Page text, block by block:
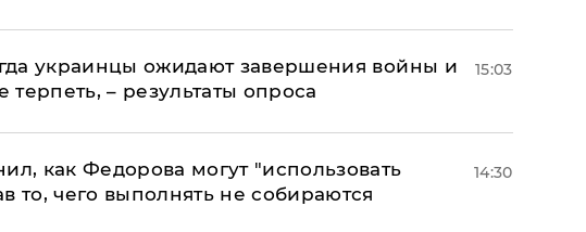
украинцы ожидают завершения войны и
терпеть, – результаты опроса
15:03
как Федорова могут "использовать
то, чего выполнять не собираются
14:30